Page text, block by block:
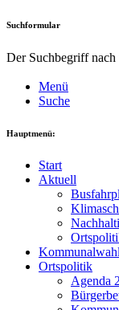
Suchformular
Der Suchbegriff nach
Menü
Suche
Hauptmenü:
Start
Aktuell
Ortspolitik
Agenda